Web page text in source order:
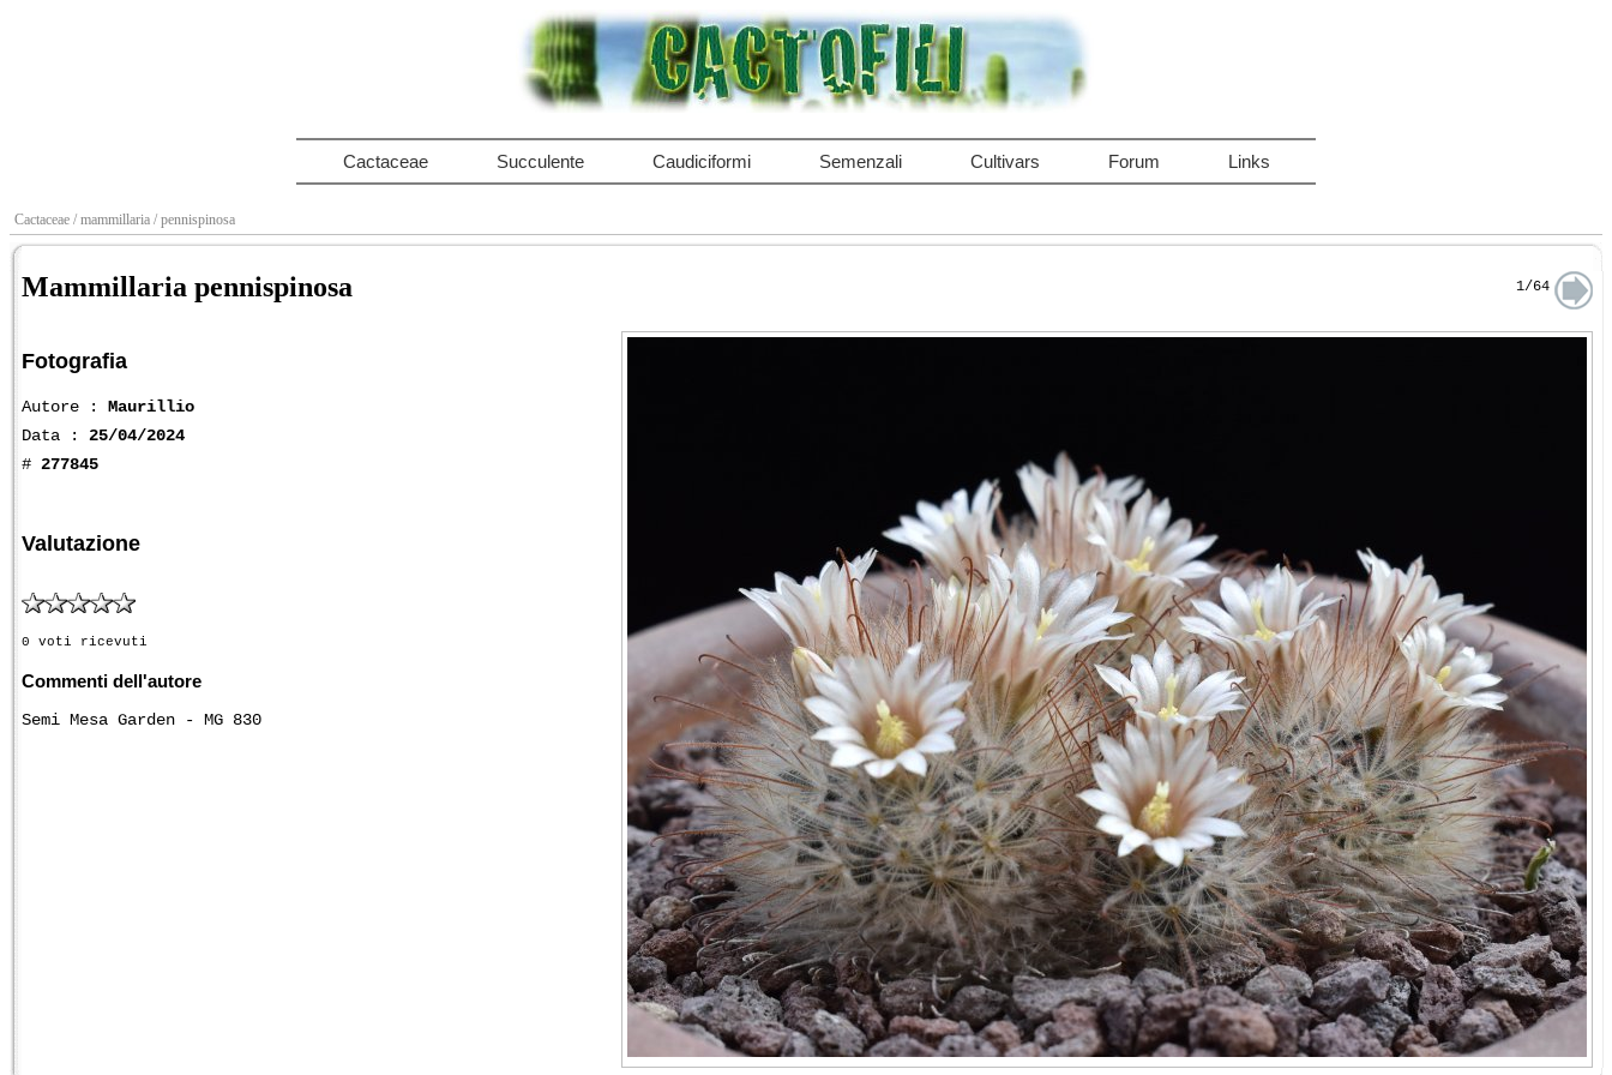
Cactaceae Succulente Caudiciformi Semenzali Cultivars Forum Links
Cactaceae / mammillaria / pennispinosa
Mammillaria pennispinosa 1/64
Fotografia
Autore : Maurillio
Data : 25/04/2024
# 277845
Valutazione
0 voti ricevuti
Commenti dell'autore
Semi Mesa Garden - MG 830